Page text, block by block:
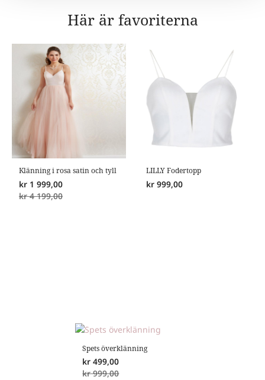
Här är favoriterna
Klänning i rosa satin och tyll
kr 1 999,00
kr 4 199,00
LILLY Fodertopp
kr 999,00
Spets överklänning
kr 499,00
kr 999,00